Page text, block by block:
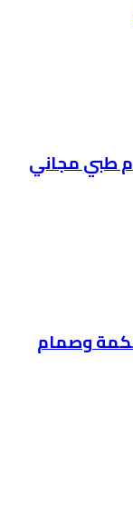
طبي مجاني
وصمام